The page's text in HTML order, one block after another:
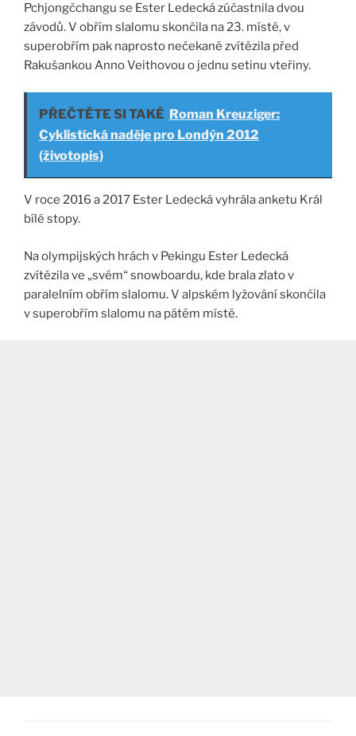
Pchjongčchangu se Ester Ledecká zúčastnila dvou
závodů. V obřím slalomu skončila na 23. místě, v
superobřím pak naprosto nečekaně zvítězila před
Rakušankou Anno Veithovou o jednu setinu vteřiny.
PŘEČTĚTE SI TAKÉ Roman Kreuziger:
Cyklistícká naděje pro Londýn 2012
(životopis)
V roce 2016 a 2017 Ester Ledecká vyhrála anketu Král
bílé stopy.
Na olympijských hrách v Pekingu Ester Ledecká
zvítězila ve „svém“ snowboardu, kde brala zlato v
paralelním obřím slalomu. V alpském lyžování skončila
v superobřím slalomu na pátém místě.